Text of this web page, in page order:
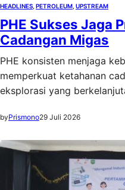
HEADLINES PETROLEUM UPSTREAM
PHE Sukses Jaga
Cadangan Migas
PHE konsisten menjaga
memperkuat ketahanan
eksplorasi yang
byPrismono29 Juli 2026